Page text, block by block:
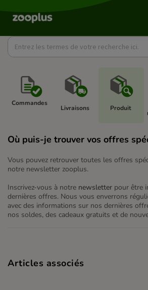
Commandes
Livraisons Produit
Où puis-je trouver vos offres
Vous pouvez retrouver toutes les offres
notre newsletter zooplus.
Inscrivez-vous à notre newsletter pour être
dernières offres. Nous vous enverrons
avec des informations sur nos dernières
nos soldes, des cadeaux gratuits et de
Articles associés